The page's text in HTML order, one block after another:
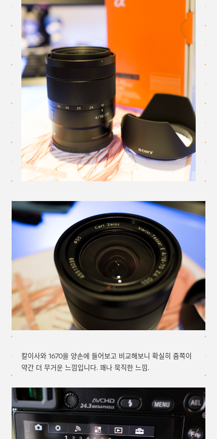
칼이사와 1670을 양손에 들어보고 비교해보니 확실히 줌쪽이
약간 더 무거운 느낌입니다. 꽤나 묵직한 느낌.